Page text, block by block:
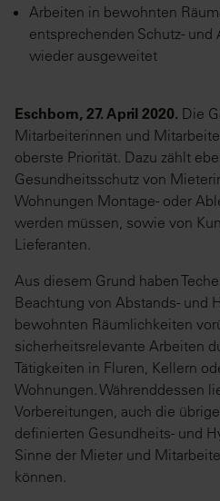
Arbeiten in bewohnten
entsprechenden Schutz-
wieder ausgeweitet
Eschborn, 27. April 2020. Die
Mitarbeiterinnen und
oberste Priorität. Dazu zählt
Gesundheitsschutz von
Wohnungen Montage- oder
werden müssen, sowie von
Lieferanten.
Aus diesem Grund haben
Beachtung von Abstands- und
bewohnten Räumlichkeiten
sicherheitsrelevante Arbeiten
Tätigkeiten in Fluren, Kellern
Wohnungen. Währenddessen
Vorbereitungen, auch die
definierten Gesundheits- und
Sinne der Mieter und
können.